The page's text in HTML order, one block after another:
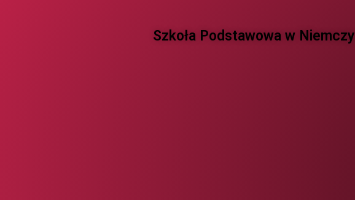
Szkoła Podstawowa w Niemczy ​